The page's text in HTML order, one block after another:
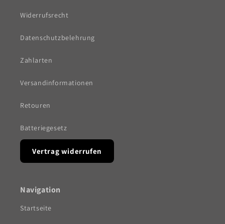
Widerrufsrecht
Datenschutzbelehrung
Zahlarten
Versandinformationen
Retouren
Batteriegesetz
Vertrag widerrufen
Navigation
Startseite